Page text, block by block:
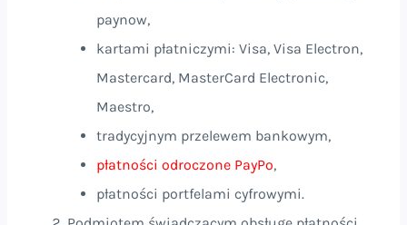
paynow,
kartami płatniczymi: Visa, Visa Electron,
Mastercard, MasterCard Electronic,
Maestro,
tradycyjnym przelewem bankowym,
płatności odroczone PayPo,
płatności portfelami cyfrowymi.